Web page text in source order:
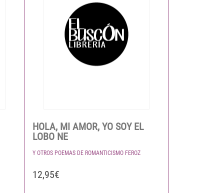
HOLA, MI AMOR, YO SOY EL
LOBO NE
Y OTROS POEMAS DE ROMANTICISMO FEROZ
12,95€